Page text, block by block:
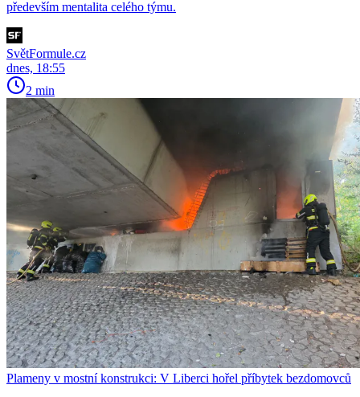
především mentalita celého týmu.
SvětFormule.cz
dnes, 18:55
2 min
Plameny v mostní konstrukci: V Liberci hořel příbytek bezdomovců